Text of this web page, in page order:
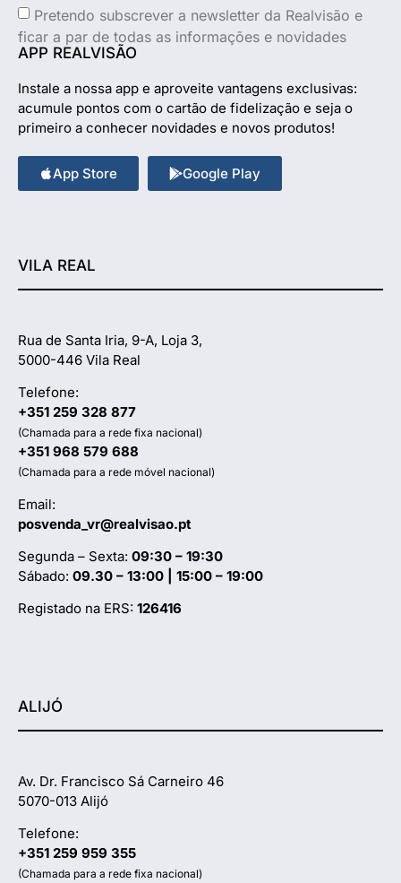
Pretendo subscrever a newsletter da Realvisão e
ficar a par de todas as informações e novidades
APP REALVISÃO
Instale a nossa app e aproveite vantagens exclusivas:
acumule pontos com o cartão de fidelização e seja o
primeiro a conhecer novidades e novos produtos!
App Store Google Play
VILA REAL
Rua de Santa Iria, 9-A, Loja 3,
5000-446 Vila Real
Telefone:
+351 259 328 877
(Chamada para a rede fixa nacional)
+351 968 579 688
(Chamada para a rede móvel nacional)
Email:
posvenda_vr@realvisao.pt
Segunda – Sexta: 09:30 – 19:30
Sábado: 09.30 – 13:00 | 15:00 – 19:00
Registado na ERS: 126416
ALIJÓ
Av. Dr. Francisco Sá Carneiro 46
5070-013 Alijó
Telefone:
+351 259 959 355
(Chamada para a rede fixa nacional)